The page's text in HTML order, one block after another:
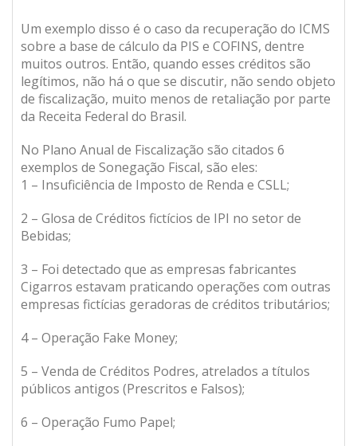
Um exemplo disso é o caso da recuperação do ICMS
sobre a base de cálculo da PIS e COFINS, dentre
muitos outros. Então, quando esses créditos são
legítimos, não há o que se discutir, não sendo objeto
de fiscalização, muito menos de retaliação por parte
da Receita Federal do Brasil.
No Plano Anual de Fiscalização são citados 6
exemplos de Sonegação Fiscal, são eles:
1 – Insuficiência de Imposto de Renda e CSLL;
2 – Glosa de Créditos fictícios de IPI no setor de
Bebidas;
3 – Foi detectado que as empresas fabricantes
Cigarros estavam praticando operações com outras
empresas fictícias geradoras de créditos tributários;
4 – Operação Fake Money;
5 – Venda de Créditos Podres, atrelados a títulos
públicos antigos (Prescritos e Falsos);
6 – Operação Fumo Papel;